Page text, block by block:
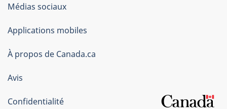
Organisation
du
gouvernement
du
Canada
Médias sociaux
Applications mobiles
À propos de Canada.ca
Avis
Confidentialité